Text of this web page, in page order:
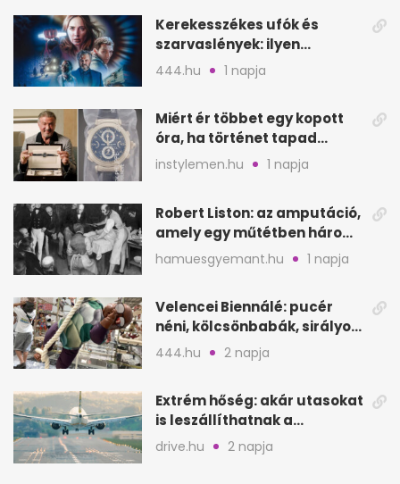
Kerekesszékes ufók és
szarvaslények: ilyen
Spielberg új filmje
444.hu 1 napja
Miért ér többet egy kopott
óra, ha történet tapad
hozzá?
instylemen.hu 1 napja
Robert Liston: az amputáció,
amely egy műtétben három
életet követelt
hamuesgyemant.hu 1 napja
Velencei Biennálé: pucér
néni, kölcsönbabák, sirályok,
és kész a családi program
444.hu 2 napja
Extrém hőség: akár utasokat
is leszállíthatnak a
repülőgépről
drive.hu 2 napja